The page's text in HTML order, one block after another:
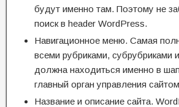
будут именно там. Поэтому не
поиск в header WordPress.
Навигационное меню. Самая
всеми рубриками, субрубриками
должна находиться именно в
главный орган управления
Название и описание сайта.